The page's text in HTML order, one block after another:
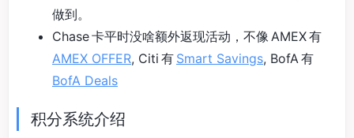
做到。
Chase 卡平时没啥额外返现活动，不像 AMEX 有
AMEX OFFER, Citi 有 Smart Savings, BofA 有
BofA Deals
积分系统介绍